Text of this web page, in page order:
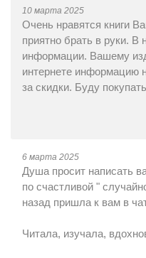
10 марта 2025
Очень нравятся книги
приятно брать в руки. В
информации. Вашему
интернете информацию
за скидки. Буду
6 марта 2025
Душа просит написать
по счастливой "
назад пришла к вам в
Читала, изучала,